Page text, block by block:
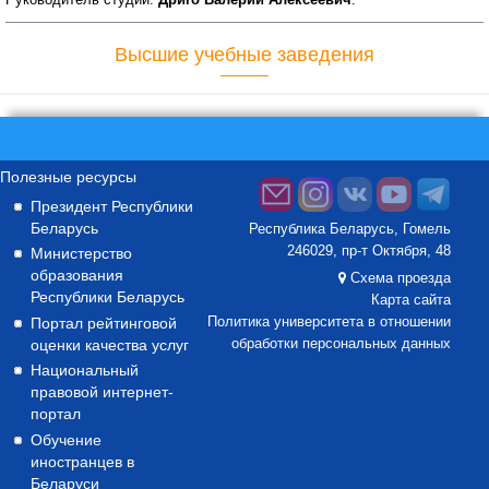
Высшие учебные заведения
Полезные ресурсы
Президент Республики
Беларусь
Министерство
образования
Республики Беларусь
Портал рейтинговой
оценки качества услуг
Национальный
правовой интернет-
портал
Обучение
иностранцев в
Беларуси
Республика Беларусь, Гомель
246029, пр-т Октября, 48
Схема проезда
Карта сайта
Политика университета в отношении
обработки персональных данных